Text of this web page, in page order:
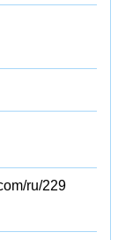
ru/229